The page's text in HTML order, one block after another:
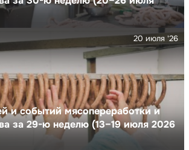
и событий мясопереработки и
за 29-ю неделю (13–19 июля 2026
20 июля '26